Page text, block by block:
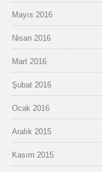
Mayıs 2016
Nisan 2016
Mart 2016
Şubat 2016
Ocak 2016
Aralık 2015
Kasım 2015